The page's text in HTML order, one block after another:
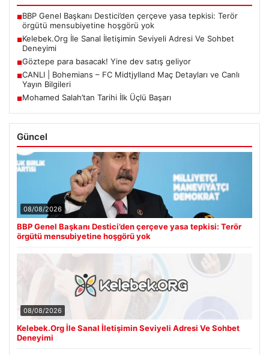
■BBP Genel Başkanı Destici’den çerçeve yasa tepkisi: Terör
örgütü mensubiyetine hoşgörü yok
■Kelebek.Org İle Sanal İletişimin Seviyeli Adresi Ve Sohbet
Deneyimi
■Göztepe para basacak! Yine dev satış geliyor
■CANLI | Bohemians – FC Midtjylland Maç Detayları ve Canlı
Yayın Bilgileri
■Mohamed Salah’tan Tarihi İlk Üçlü Başarı
Güncel
08/08/2026
BBP Genel Başkanı Destici’den çerçeve yasa tepkisi: Terör
örgütü mensubiyetine hoşgörü yok
08/08/2026
Kelebek.Org İle Sanal İletişimin Seviyeli Adresi Ve Sohbet
Deneyimi